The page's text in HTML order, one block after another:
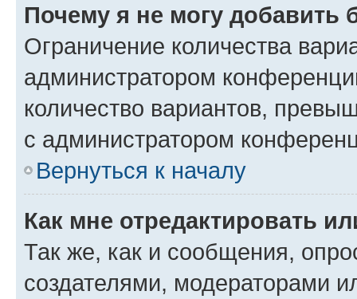
Почему я не могу добавить
Ограничение количества
администратором
количество вариантов,
с администратором
Вернуться к началу
Как мне отредактировать
Так же, как и сообщения,
создателями, модераторами